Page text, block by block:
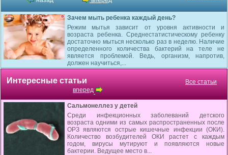
Зачем мыть ребенка каждый день?
Режим мытья зависит от уровня активности и
возраста ребенка. Среднестатистическому ребенку
достаточно мыться несколько раз в неделю. Наличие
определенного количества бактерий на теле не
является проблемой. Ведь, организм, напротив,
должен научиться,...
Интересные статьи
вперед
Все статьи
Сальмонеллез у детей
Среди инфекционных заболеваний детского
возраста одними из самых распространенных после
ОРЗ являются острые кишечные инфекции (ОКИ).
Количество возбудителей ОКИ растет с каждым
годом, вирусы мутируют и появляются новые
бактерии. Ведущее место в...